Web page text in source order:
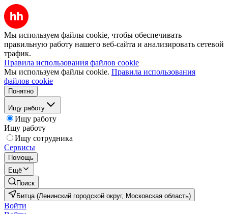
Мы используем файлы cookie, чтобы обеспечивать
правильную работу нашего веб-сайта и анализировать сетевой
трафик.
Правила использования файлов cookie
Мы используем файлы cookie. Правила использования
файлов cookie
Понятно
Ищу работу
Ищу работу
Ищу работу
Ищу сотрудника
Сервисы
Помощь
Ещё
Поиск
Битца (Ленинский городской округ, Московская область)
Войти